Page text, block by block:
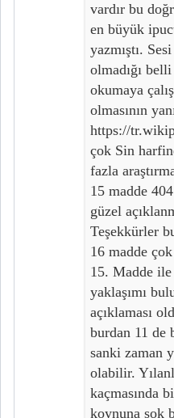
vardır bu
en büyük
yazmıştı.
olmadığı
okumaya
olmasının
https://
çok Sin
fazla
15 madde
güzel
Teşekkürler
16 madde
15. Madde ile
yaklaşımı
açıklaması
burdan 11 de
sanki zaman
olabilir.
kaçmasında
koynuna sok